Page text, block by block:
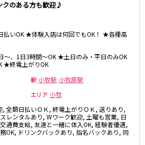
のある方も歓迎♪
いOK ★体験入店は何回でもOK！ ★各種高
～、1日3時間～OK ★土日のみ・平日のみOK
★終電上がりOK
駅 小牧駅 小牧原駅
エリア 小牧
, 全額日払いＯＫ, 終電上がりＯＫ, 送りあり,
レンタルあり, Wワーク歓迎, 土曜も営業, 日
通費支給, 友達と一緒に体入OK, 経験者優遇,
OK, ドリンクバックあり, 指名バックあり, 同